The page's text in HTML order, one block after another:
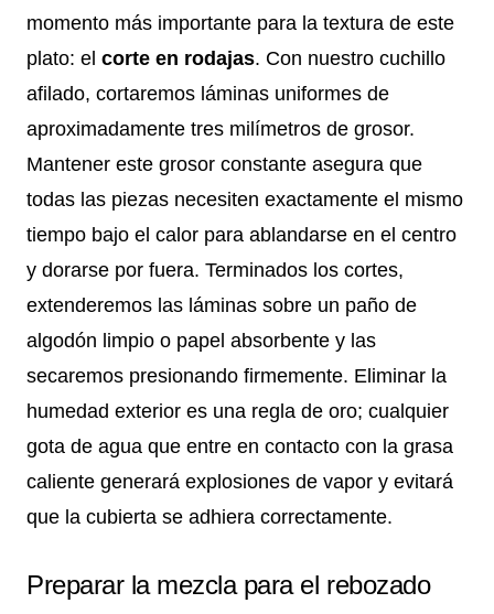
momento más importante para la textura de este
plato: el corte en rodajas. Con nuestro cuchillo
afilado, cortaremos láminas uniformes de
aproximadamente tres milímetros de grosor.
Mantener este grosor constante asegura que
todas las piezas necesiten exactamente el mismo
tiempo bajo el calor para ablandarse en el centro
y dorarse por fuera. Terminados los cortes,
extenderemos las láminas sobre un paño de
algodón limpio o papel absorbente y las
secaremos presionando firmemente. Eliminar la
humedad exterior es una regla de oro; cualquier
gota de agua que entre en contacto con la grasa
caliente generará explosiones de vapor y evitará
que la cubierta se adhiera correctamente.
Preparar la mezcla para el rebozado